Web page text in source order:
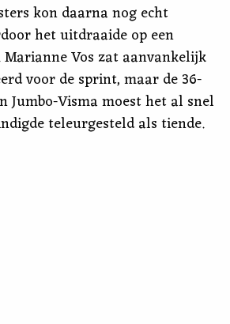
kon daarna nog echt
het uitdraaide op een
Vos zat aanvankelijk
voor de sprint, maar de 36-
Jumbo-Visma moest het al snel
teleurgesteld als tiende.